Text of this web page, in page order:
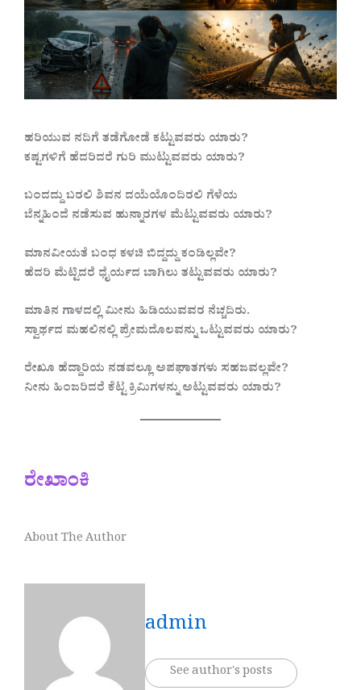
ಹರಿಯುವ ನದಿಗೆ ತಡೆಗೋಡೆ ಕಟ್ಟುವವರು ಯಾರು?
ಕಷ್ಟಗಳಿಗೆ ಹೆದರಿದರೆ ಗುರಿ ಮುಟ್ಟುವವರು ಯಾರು?
ಬಂದದ್ದು ಬರಲಿ ಶಿವನ ದಯೆಯೊಂದಿರಲಿ ಗೆಳೆಯ
ಬೆನ್ನಹಿಂದೆ ನಡೆಸುವ ಹುನ್ನಾರಗಳ ಮೆಟ್ಟುವವರು ಯಾರು?
ಮಾನವೀಯತೆ ಬಂಧ ಕಳಚಿ ಬಿದ್ದದ್ದು ಕಂಡಿಲ್ಲವೇ?
ಹೆದರಿ ಮೆಟ್ಟಿದರೆ ಧೈರ್ಯದ ಬಾಗಿಲು ತಟ್ಟುವವರು ಯಾರು?
ಮಾತಿನ ಗಾಳದಲ್ಲಿ ಮೀನು ಹಿಡಿಯುವವರ ನೆಚ್ಚದಿರು.
ಸ್ವಾರ್ಥದ ಮಹಲಿನಲ್ಲಿ ಪ್ರೇಮದೊಲವನ್ನು ಒಟ್ಟುವವರು ಯಾರು?
ರೇಖೂ ಹೆದ್ದಾರಿಯ ನಡವಲ್ಲೂ ಅಪಘಾತಗಳು ಸಹಜವಲ್ಲವೇ?
ನೀನು ಹಿಂಜರಿದರೆ ಕೆಟ್ಟ ಕ್ರಿಮಿಗಳನ್ನು ಅಟ್ಟುವವರು ಯಾರು?
ರೇಖಾಂಕಿ
About The Author
admin
See author's posts